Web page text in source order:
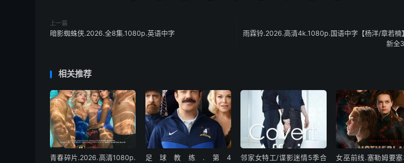
上一篇
暗影蜘蛛侠.2026.全8集.1080p.英语中字
雨霖铃.2026.高清4k.1080p.国语中字【杨洋/章若楠
新全
相关推荐
青春碎片.2026.高清1080p.
足球教练.第4
邻家女特工/谍影迷情5季合
女巫前线.塞勒姆要